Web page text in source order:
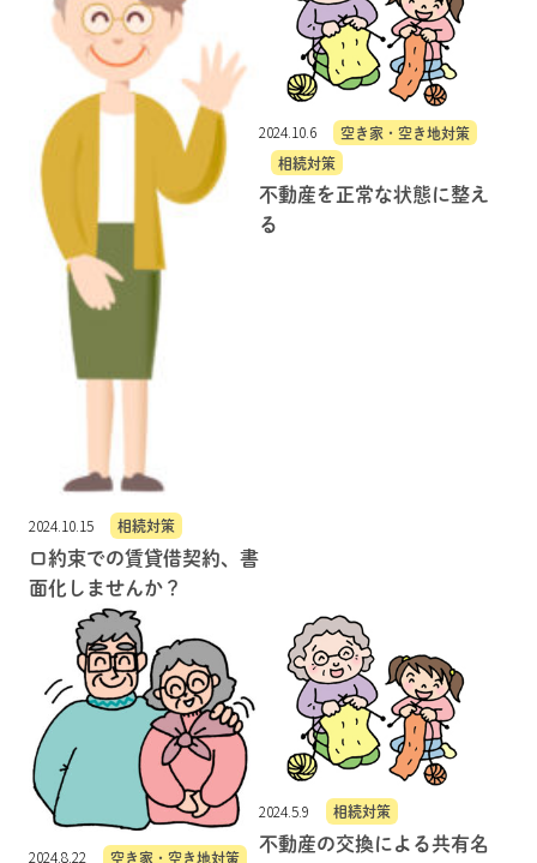
2024.10.15 相続対策
口約束での賃貸借契約、書
面化しませんか？
2024.10.6 空き家・空き地対策
相続対策
不動産を正常な状態に整え
る
2024.8.22 空き家・空き地対策
2024.5.9 相続対策
不動産の交換による共有名